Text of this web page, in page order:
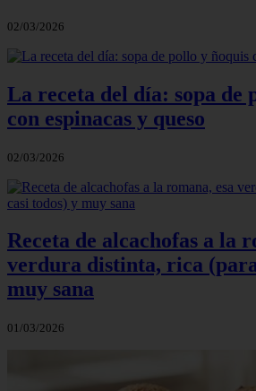
02/03/2026
La receta del día: sopa de
con espinacas y queso
02/03/2026
Receta de alcachofas a la
verdura distinta, rica
muy sana
01/03/2026